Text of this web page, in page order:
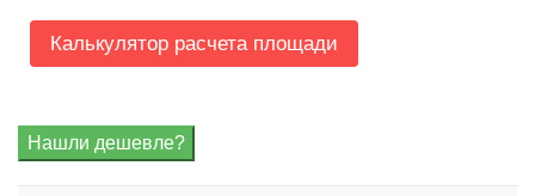
Калькулятор расчета площади